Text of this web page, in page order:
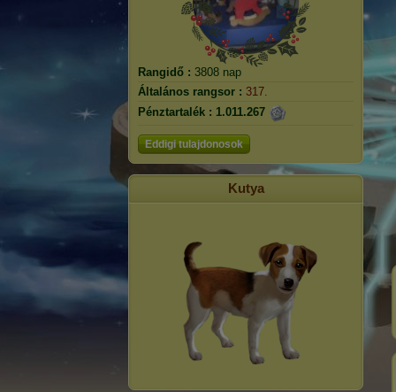
Rangidő : 3808 nap
Általános rangsor : 317.
Pénztartalék : 1.011.267
Eddigi tulajdonosok
Kutya